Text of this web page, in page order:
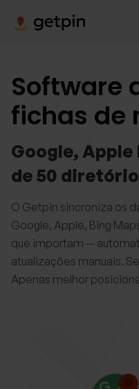
Software
fichas de
Google, Apple
de 50
O Getpin sincroniza os
Google, Apple, Bing
que importam —
atualizações manuais.
Apenas melhor